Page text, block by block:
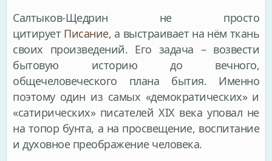
Салтыков-Щедрин не просто
цитирует Писание, а выстраивает на нём ткань
своих произведений. Его задача – возвести
бытовую историю до вечного,
общечеловеческого плана бытия. Именно
поэтому один из самых «демократических» и
«сатирических» писателей XIX века уповал не
на топор бунта, а на просвещение, воспитание
и духовное преображение человека.